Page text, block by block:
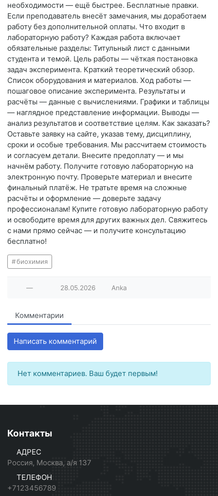
необходимости — ещё быстрее. Бесплатные правки.
Если преподаватель внесёт замечания, мы доработаем
работу без дополнительной оплаты. Что входит в
лабораторную работу? Каждая работа включает
обязательные разделы: Титульный лист с данными
студента и темой. Цель работы — чёткая постановка
задач эксперимента. Краткий теоретический обзор.
Список оборудования и материалов. Ход работы —
пошаговое описание эксперимента. Результаты и
расчёты — данные с вычислениями. Графики и таблицы
— наглядное представление информации. Выводы —
анализ результатов и соответствие целям. Как заказать?
Оставьте заявку на сайте, указав тему, дисциплину,
сроки и особые требования. Мы рассчитаем стоимость
и согласуем детали. Внесите предоплату — и мы
начнём работу. Получите готовую лабораторную на
электронную почту. Проверьте материал и внесите
финальный платёж. Не тратьте время на сложные
расчёты и оформление — доверьте задачу
профессионалам! Купите готовую лабораторную работу
и освободите время для других важных дел. Свяжитесь
с нами прямо сейчас — и получите консультацию
бесплатно!
биохимия
— 28.05.2026 Anka
Комментарии
Написать комментарий
Нет комментариев. Ваш будет первым!
Контакты
АДРЕС
Россия, Москва, а/я 137
ТЕЛЕФОН
+7123456789